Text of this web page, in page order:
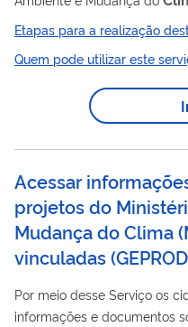
acessível e transparente,
indicadores ambientais,
sustentabilidade e
estão organizadas no
seu uso por cidadãos,
promovendo a transparência,
Etapas para a realização
Quem pode utilizar este
Acessar
projetos do
Mudança do Clima
vinculadas(GEPROD
Por meio desse Serviço os
informações e documentos